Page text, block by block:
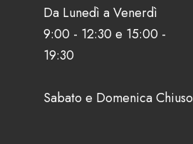
Da Lunedì a Venerdì
9:00 - 12:30 e 15:00 -
19:30
Sabato e Domenica Chiuso